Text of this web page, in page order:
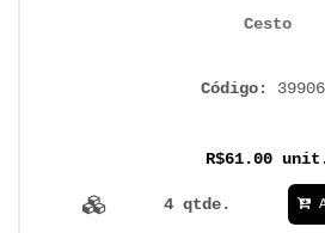
Cesto
Código:
R$61.00
4 qtde.